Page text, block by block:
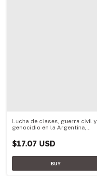
Lucha de clases, guerra civil y
genocidio en la Argentina,
$17.07 USD